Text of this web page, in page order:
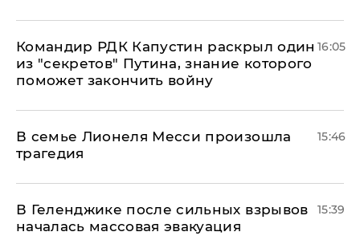
Командир РДК Капустин раскрыл один
из "секретов" Путина, знание которого
поможет закончить войну
16:05
В семье Лионеля Месси произошла
трагедия
15:46
В Геленджике после сильных взрывов
началась массовая эвакуация
15:39